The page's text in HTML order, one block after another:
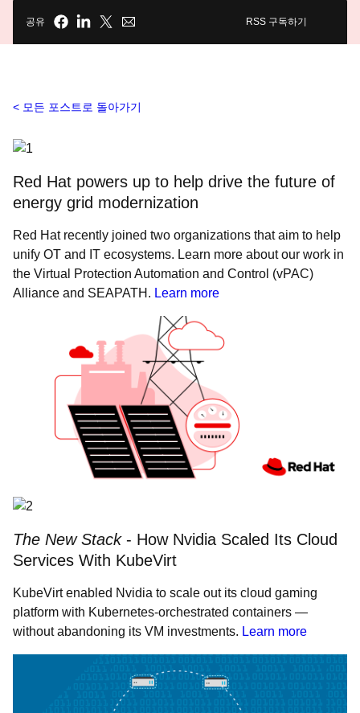
공유 RSS 구독하기
모든 포스트로 돌아가기
Red Hat powers up to help drive the future of
energy grid modernization
Red Hat recently joined two organizations that aim to help
unify OT and IT ecosystems. Learn more about our work in
the Virtual Protection Automation and Control (vPAC)
Alliance and SEAPATH. Learn more
The New Stack- How Nvidia Scaled Its Cloud
Services With KubeVirt
KubeVirt enabled Nvidia to scale out its cloud gaming
platform with Kubernetes-orchestrated containers —
without abandoning its VM investments. Learn more